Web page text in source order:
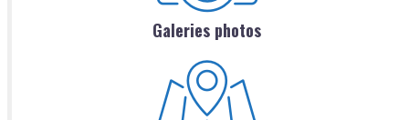
Galeries photos